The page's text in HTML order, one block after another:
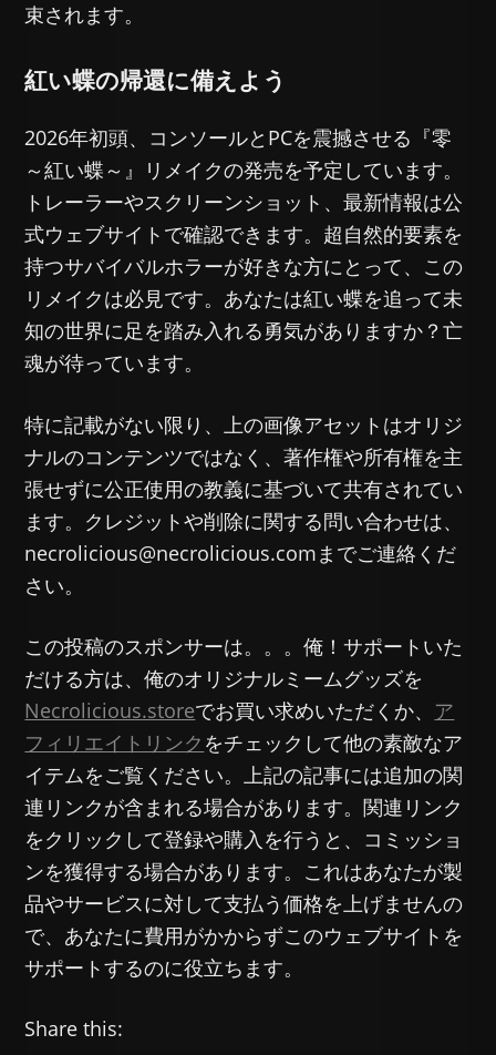
束されます。
紅い蝶の帰還に備えよう
2026年初頭、コンソールとPCを震撼させる『零
～紅い蝶～』リメイクの発売を予定しています。
トレーラーやスクリーンショット、最新情報は公
式ウェブサイトで確認できます。超自然的要素を
持つサバイバルホラーが好きな方にとって、この
リメイクは必見です。あなたは紅い蝶を追って未
知の世界に足を踏み入れる勇気がありますか？亡
魂が待っています。
特に記載がない限り、上の画像アセットはオリジ
ナルのコンテンツではなく、著作権や所有権を主
張せずに公正使用の教義に基づいて共有されてい
ます。クレジットや削除に関する問い合わせは、
necrolicious@necrolicious.comまでご連絡くだ
さい。
この投稿のスポンサーは。。。俺！サポートいた
だける方は、俺のオリジナルミームグッズを
Necrolicious.storeでお買い求めいただくか、 ア
フィリエイトリンク をチェックして他の素敵なア
イテムをご覧ください。上記の記事には追加の関
連リンクが含まれる場合があります。関連リンク
をクリックして登録や購入を行うと、コミッショ
ンを獲得する場合があります。これはあなたが製
品やサービスに対して支払う価格を上げませんの
で、あなたに費用がかからずこのウェブサイトを
サポートするのに役立ちます。
Share this: